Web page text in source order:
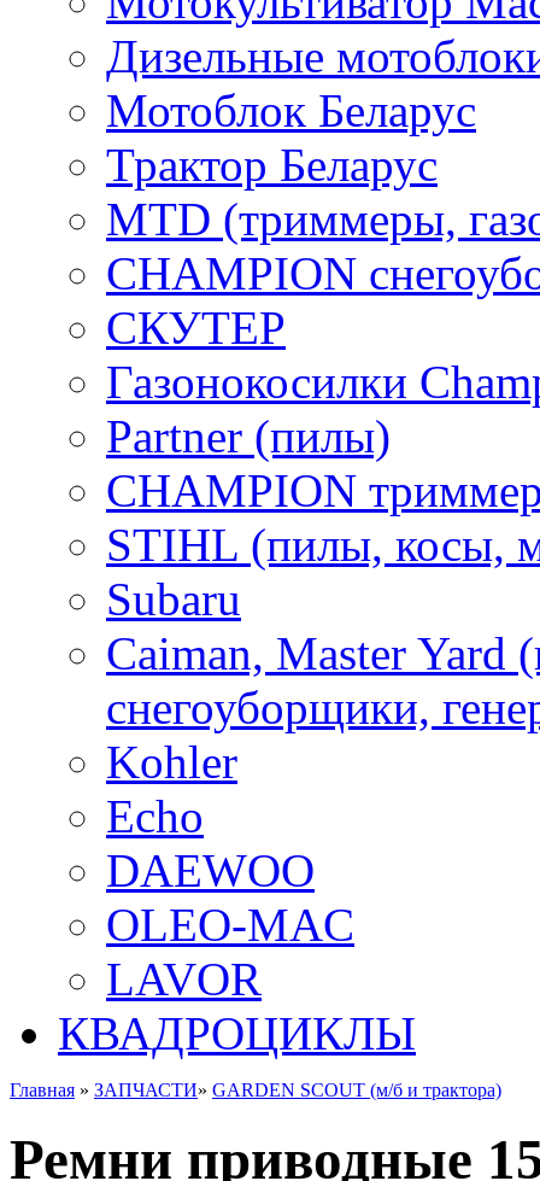
Дизельные
Мотоблок Беларус
Трактор Беларус
MTD (триммеры,
CHAMPION
СКУТЕР
Газонокосилки
Partner (пилы)
CHAMPION
STIHL (пилы, косы,
Subaru
Caiman, Master Yard
снегоуборщики,
Kohler
Echo
DAEWOO
OLEO-MAC
LAVOR
КВАДРОЦИКЛЫ
Главная » ЗАПЧАСТИ» GARDEN SCOUT (м/б и трактора)
Ремни приводные